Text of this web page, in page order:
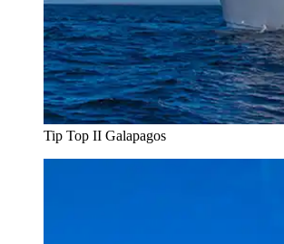
Tip Top II Galapagos